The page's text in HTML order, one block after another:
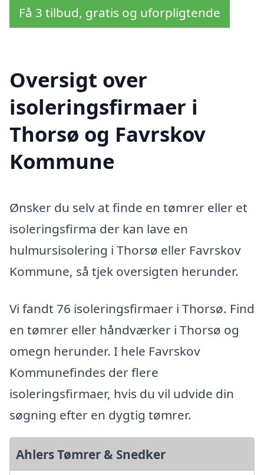
Få 3 tilbud, gratis og uforpligtende
Oversigt over
isoleringsfirmaer i
Thorsø og Favrskov
Kommune
Ønsker du selv at finde en tømrer eller et
isoleringsfirma der kan lave en
hulmursisolering i Thorsø eller Favrskov
Kommune, så tjek oversigten herunder.
Vi fandt 76 isoleringsfirmaer i Thorsø. Find
en tømrer eller håndværker i Thorsø og
omegn herunder. I hele Favrskov
Kommunefindes der flere
isoleringsfirmaer, hvis du vil udvide din
søgning efter en dygtig tømrer.
Ahlers Tømrer & Snedker